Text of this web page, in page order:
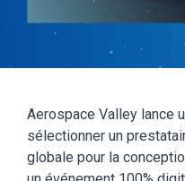
Aerospace Valley lance
sélectionner un
globale pour la